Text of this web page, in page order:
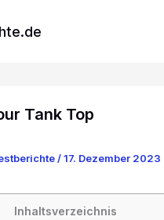
Tank Top
/17. Dezember 2023
Inhaltsverzeichnis